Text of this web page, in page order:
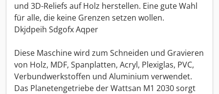
und 3D-Reliefs auf Holz herstellen. Eine gute Wahl
für alle, die keine Grenzen setzen wollen.
Dkjdpeih Sdgofx Aqper
Diese Maschine wird zum Schneiden und Gravieren
von Holz, MDF, Spanplatten, Acryl, Plexiglas, PVC,
Verbundwerkstoffen und Aluminium verwendet.
Das Planetengetriebe der Wattsan M1 2030 sorgt